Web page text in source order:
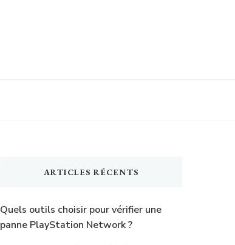
ARTICLES RÉCENTS
Quels outils choisir pour vérifier une
panne PlayStation Network ?